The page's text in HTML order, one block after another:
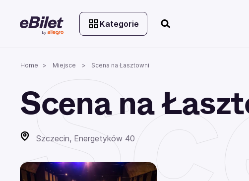
Kategorie
Home Miejsce Scena na Łasztowni
Scena na
Szczecin, Energetyków 40